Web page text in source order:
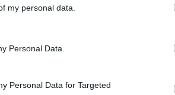
my personal data.
Personal Data.
Personal Data for Targeted
és az irodalmi bölcsesség
Március 24-én Patak Mártával és
én pedig a Magvető Caféban Buda
Bakucz Dóra moderálásával.